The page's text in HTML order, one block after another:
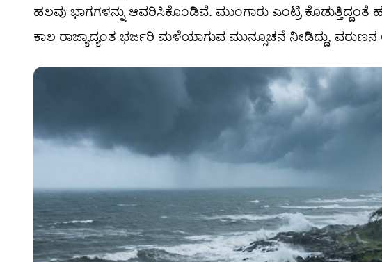
ಹಲವು ಭಾಗಗಳನ್ನು ಆವರಿಸಿಕೊಂಡಿವೆ. ಮುಂಗಾರು ಎಂಟ್ರಿ
ಕಾಲ ರಾಜ್ಯಾದ್ಯಂತ ಭರ್ಜರಿ ಮಳೆಯಾಗುವ ಮುನ್ಸೂಚನೆ ನೀಡಿದ್ದು,